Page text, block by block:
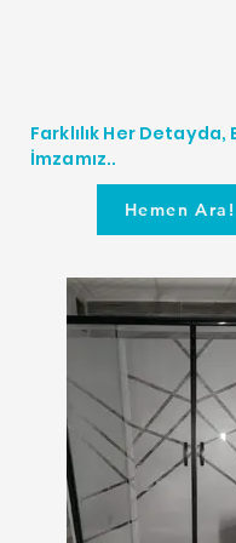
Farklılık Her Detayda,
İmzamız..
Hemen Ara!